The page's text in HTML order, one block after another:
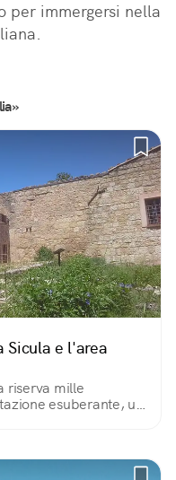
per immergersi nella
Sicula e l'area
riserva mille
esuberante, un